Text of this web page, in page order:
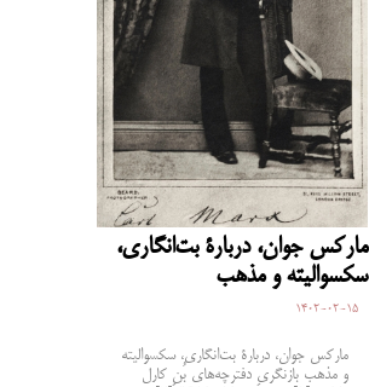
مارکس جوان، دربارۀ بت‌انگاری،
سکسوالیته و مذهب
1402-02-15
مارکس جوان، دربارۀ بت‌انگاری، سکسوالیته
و مذهب بازنگریِ دفترچه‌های بُنِ کارل